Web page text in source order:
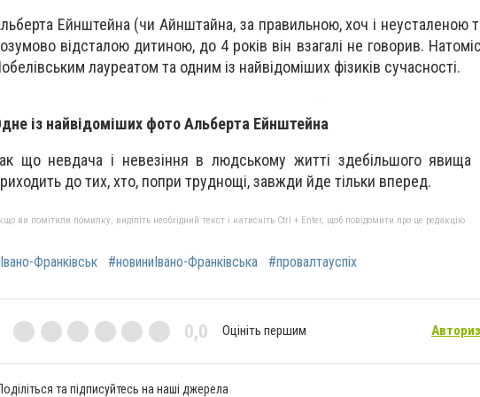
Ейнштейна (чи Айнштайна, за правильною, хоч і неусталеною
відсталою дитиною, до 4 років він взагалі не говорив.
лауреатом та одним із найвідоміших фізиків сучасності.
із найвідоміших фото Альберта Ейнштейна
що невдача і невезіння в людському житті здебільшого явища
до тих, хто, попри труднощі, завжди йде тільки вперед.
ви помітили помилку, виділіть необхідний текст і натисніть Ctrl + Enter, щоб повідомити про це редакцію
Франківськ #новиниІвано-Франківська #провалтауспіх
0,0 Оцініть першим
та підписуйтесь на наші джерела